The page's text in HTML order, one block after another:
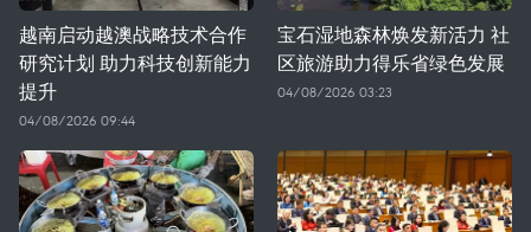
越南启动越澳战略技术合作
研究计划 助力科技创新能力
提升
04/08/2026 09:44
宝石湿地森林焕发新活力 社
区旅游助力得乐省绿色发展
04/08/2026 03:23